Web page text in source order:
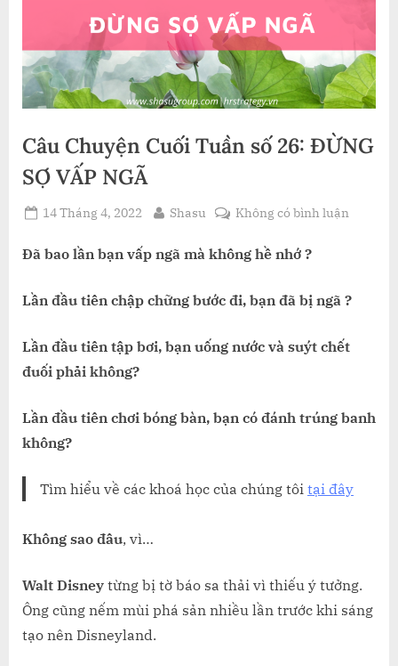
Câu Chuyện Cuối Tuần số 26: ĐỪNG
SỢ VẤP NGÃ
Posted
14 Tháng 4, 2022 By
Shasu Không có bình luậnở
Tuần
ĐỪNG
NGÃ
Đã bao lần bạn vấp ngã mà không hề nhớ ?
Lần đầu tiên chập chững bước đi, bạn đã bị ngã ?
Lần đầu tiên tập bơi, bạn uống nước và suýt chết
đuối phải không?
Lần đầu tiên chơi bóng bàn, bạn có đánh trúng banh
không?
Tìm hiểu về các khoá học của chúng tôi tại đây
Không sao đâu, vì…
Walt Disney từng bị tờ báo sa thải vì thiếu ý tưởng.
Ông cũng nếm mùi phá sản nhiều lần trước khi sáng
tạo nên Disneyland.